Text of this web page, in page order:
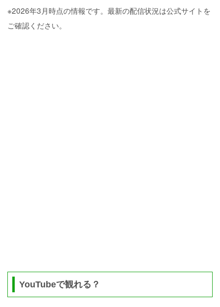
※2026年3月時点の情報です。最新の配信状況は公式サイトを
ご確認ください。
YouTubeで観れる？